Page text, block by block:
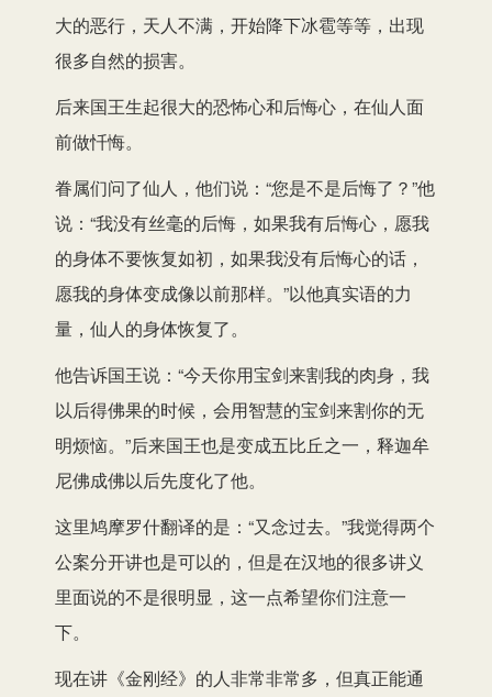
大的恶行，天人不满，开始降下冰雹等等，出现
很多自然的损害。
后来国王生起很大的恐怖心和后悔心，在仙人面
前做忏悔。
眷属们问了仙人，他们说：“您是不是后悔了？”他
说：“我没有丝毫的后悔，如果我有后悔心，愿我
的身体不要恢复如初，如果我没有后悔心的话，
愿我的身体变成像以前那样。”以他真实语的力
量，仙人的身体恢复了。
他告诉国王说：“今天你用宝剑来割我的肉身，我
以后得佛果的时候，会用智慧的宝剑来割你的无
明烦恼。”后来国王也是变成五比丘之一，释迦牟
尼佛成佛以后先度化了他。
这里鸠摩罗什翻译的是：“又念过去。”我觉得两个
公案分开讲也是可以的，但是在汉地的很多讲义
里面说的不是很明显，这一点希望你们注意一
下。
现在讲《金刚经》的人非常非常多，但真正能通